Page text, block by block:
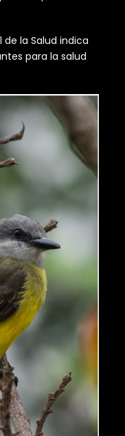
de la Salud indica
para la salud